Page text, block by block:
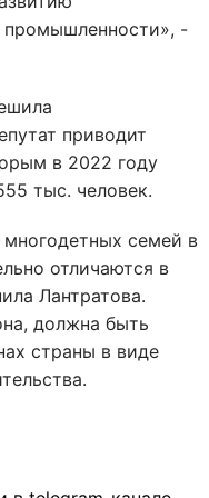
промышленности», -
приводит
в 2022 году
тыс. человек.
семей в
отличаются в
Лантратова.
должна быть
страны в виде